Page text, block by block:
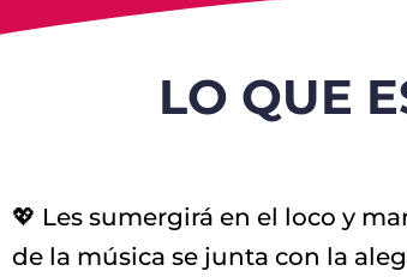
LO QUE
💖 Les sumergirá en el loco y
de la música se junta con la